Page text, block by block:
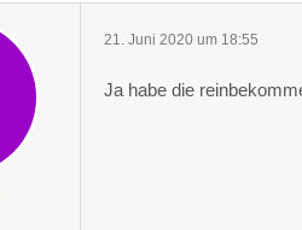
21. Juni 2020 um 18:55
Ja habe die